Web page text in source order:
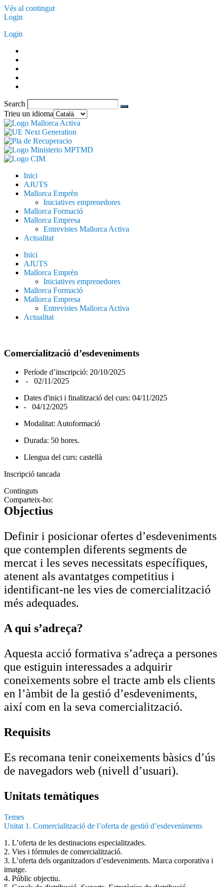
Vés al contingut
Login
Login
Search
Trieu un idioma
Inici
AJUTS
Mallorca Emprèn
Iniciatives emprenedores
Mallorca Formació
Mallorca Empresa
Entrevistes Mallorca Activa
Actualitat
Inici
AJUTS
Mallorca Emprèn
Iniciatives emprenedores
Mallorca Formació
Mallorca Empresa
Entrevistes Mallorca Activa
Actualitat
Comercialització d’esdeveniments
Període d’inscripció: 20/10/2025
- 02/11/2025
Dates d'inici i finalització del curs: 04/11/2025
- 04/12/2025
Modalitat: Autoformació
Durada: 50 hores.
Llengua del curs: castellà
Inscripció tancada
Continguts
Comparteix-ho:
Objectius
Definir i posicionar ofertes d’esdeveniments
que contemplen diferents segments de
mercat i les seves necessitats específiques,
atenent als avantatges competitius i
identificant-ne les vies de comercialització
més adequades.
A qui s’adreça?
Aquesta acció formativa s’adreça a persones
que estiguin interessades a adquirir
coneixements sobre el tracte amb els clients
en l’àmbit de la gestió d’esdeveniments,
així com en la seva comercialització.
Requisits
Es recomana tenir coneixements bàsics d’ús
de navegadors web (nivell d’usuari).
Unitats temàtiques
Temes
Unitat 1. Comercialització de l’oferta de gestió d’esdeveniments
1. L’oferta de les destinacions especialitzades.
2. Vies i fórmules de comercialització.
3. L’oferta dels organitzadors d’esdeveniments. Marca corporativa i
imatge.
4. Públic objectiu.